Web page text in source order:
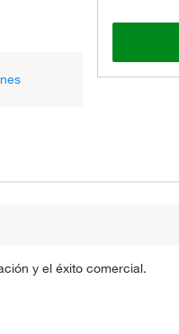
y el éxito comercial.